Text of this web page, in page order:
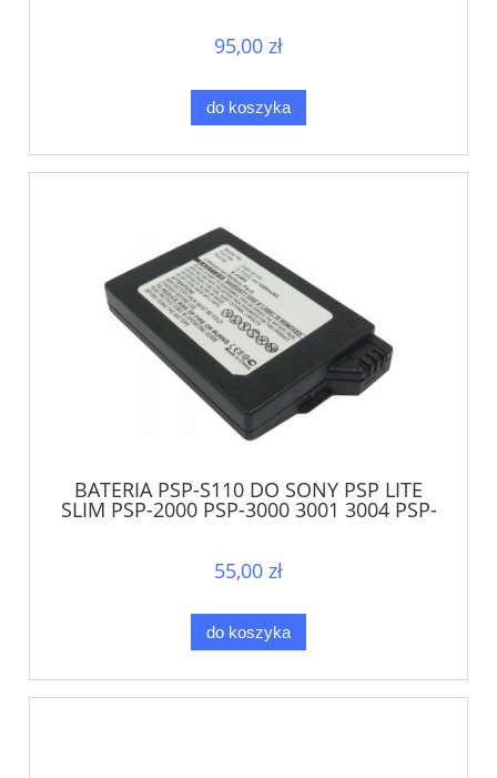
95,00 zł
do koszyka
BATERIA PSP-S110 DO SONY PSP LITE
SLIM PSP-2000 PSP-3000 3001 3004 PSP-
55,00 zł
do koszyka